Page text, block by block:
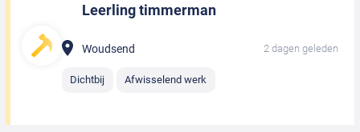
Leerling timmerman
Woudsend 2 dagen geleden
Dichtbij Afwisselend werk